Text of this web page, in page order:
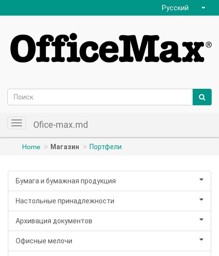
Русский
ToggleOfice-max.md
Home Магазин Портфели
Бумага и бумажная продукция
Настольные принадлежности
Архивация документов
Офисные мелочи